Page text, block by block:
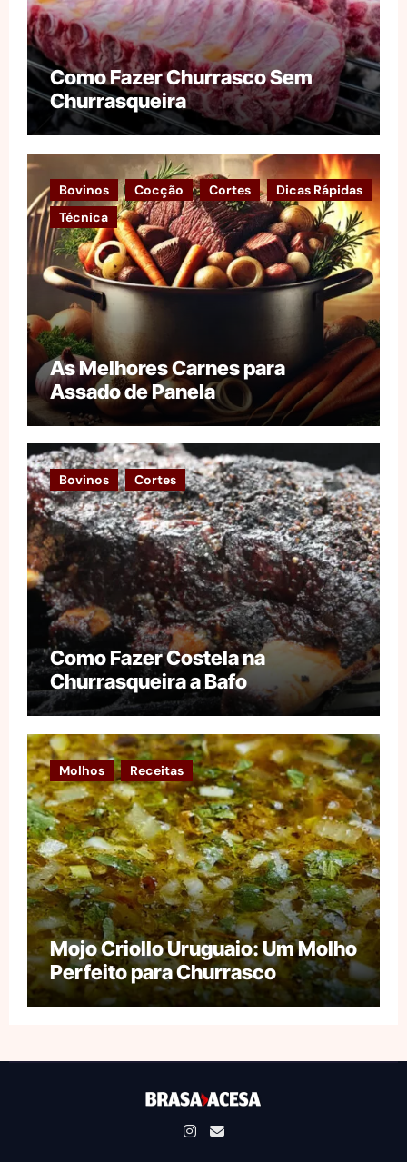
Como Fazer Churrasco Sem
Churrasqueira
Bovinos Cocção Cortes
Dicas Rápidas
Técnica
As Melhores Carnes para
Assado de Panela
Bovinos Cortes
Como Fazer Costela na
Churrasqueira a Bafo
Molhos Receitas
Mojo Criollo Uruguaio: Um Molho
Perfeito para Churrasco